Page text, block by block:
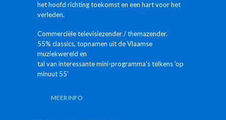
het hoofd richting toekomst en een hart voor het
verleden.
Commerciële televisiezender / themazender.
55% classics, topnamen uit de Vlaamse
muziekwereld en
tal van interessante mini-programma's telkens 'op
minuut 55'
MEER INFO